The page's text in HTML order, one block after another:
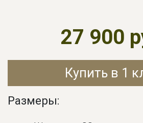
Купить в 1
27 900
Размеры: